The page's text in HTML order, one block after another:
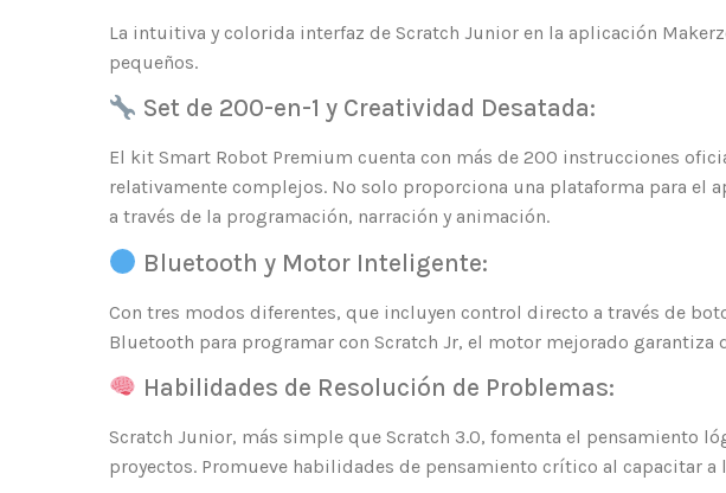
La intuitiva y colorida interfaz de Scratch Junior en la aplicación
pequeños.
Set de 200-en-1 y Creatividad Desatada:
El kit Smart Robot Premium cuenta con más de 200 instrucciones
relativamente complejos. No solo proporciona una plataforma para el
a través de la programación, narración y animación.
Bluetooth y Motor Inteligente:
Con tres modos diferentes, que incluyen control directo a través de
Bluetooth para programar con Scratch Jr, el motor mejorado
Habilidades de Resolución de Problemas:
Scratch Junior, más simple que Scratch 3.0, fomenta el pensamiento
proyectos. Promueve habilidades de pensamiento crítico al capacitar